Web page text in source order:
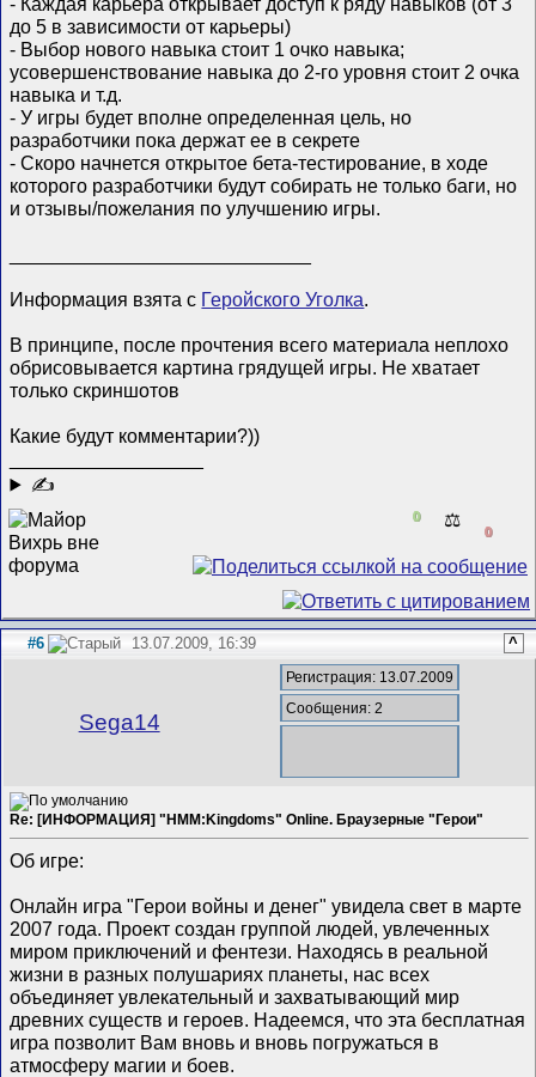
до 5 в зависимости от карьеры)
- Выбор нового навыка стоит 1 очко навыка;
усовершенствование навыка до 2-го уровня стоит 2 очка
навыка и т.д.
- У игры будет вполне определенная цель, но
разработчики пока держат ее в секрете
- Скоро начнется открытое бета-тестирование, в ходе
которого разработчики будут собирать не только баги, но
и отзывы/пожелания по улучшению игры.
Информация взята с Геройского Уголка.
В принципе, после прочтения всего материала неплохо
обрисовывается картина грядущей игры. Не хватает
только скриншотов
Какие будут комментарии?))
✍
0 ⚖️
0
#6 13.07.2009, 16:39 ^
Sega14
Регистрация: 13.07.2009
Сообщения: 2
Re: [ИНФОРМАЦИЯ] "HMM:Kingdoms" Online. Браузерные "Герои"
Об игре:
Онлайн игра "Герои войны и денег" увидела свет в марте
2007 года. Проект создан группой людей, увлеченных
миром приключений и фентези. Находясь в реальной
жизни в разных полушариях планеты, нас всех
объединяет увлекательный и захватывающий мир
древних существ и героев. Надеемся, что эта бесплатная
игра позволит Вам вновь и вновь погружаться в
атмосферу магии и боев.